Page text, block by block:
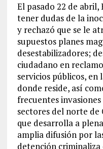
El pasado 22 de abril,
tener dudas de la
y rechazó que se le
supuestos planes
desestabilizadores;
ciudadano en
servicios públicos,
donde reside, así
frecuentes
sectores del norte de
que desarrolla a
amplia difusión por
detención